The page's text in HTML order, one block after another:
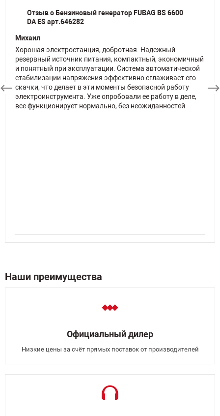
Отзыв о Бензиновый генератор FUBAG BS 6600
DA ES арт.646282
Михаил
Хорошая электростанция, добротная. Надежный
резервный источник питания, компактный, экономичный
и понятный при эксплуатации. Система автоматической
стабилизации напряжения эффективно сглаживает его
скачки, что делает в эти моменты безопасной работу
электроинструмента. Уже опробовали ее работу в деле,
все функционирует нормально, без неожиданностей.
Наши преимущества
Официальный дилер
Низкие цены за счёт прямых поставок от производителей